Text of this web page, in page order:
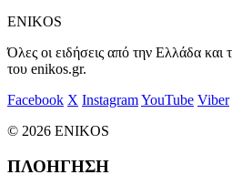
ENIKOS
Όλες οι ειδήσεις από την Ελλάδα
του enikos.gr.
Facebook X InstagramYouTube Viber
© 2026 ENIKOS
ΠΛΟΗΓΗΣΗ